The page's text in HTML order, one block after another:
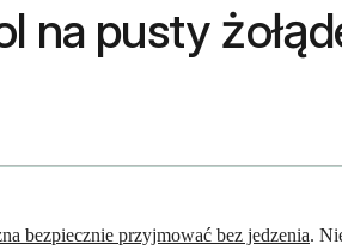
na pusty
bezpiecznie przyjmować bez jedzenia.